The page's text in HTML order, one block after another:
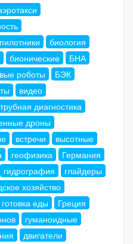
биология
бионические
БНА
роботы
БЭК
видео
диагностика
дроны
встречи
высотные
геофизика
Германия
гидрография
глайдеры
хозяйство
готовка еды
Греция
гуманоидные
двигатели